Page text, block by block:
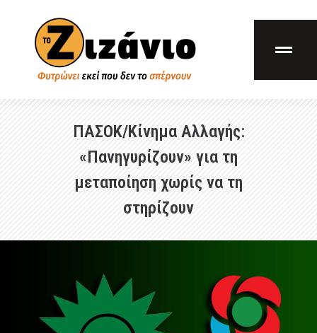
ΠΑΣΟΚ/Κίνημα Αλλαγής:
«Πανηγυρίζουν» για τη
μεταποίηση χωρίς να τη
στηρίζουν